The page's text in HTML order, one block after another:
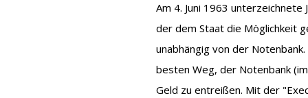
Am 4. Juni 1963
der dem Staat die Möglichkeit
unabhängig von der
besten Weg, der Notenbank
Geld zu entreißen. Mit der